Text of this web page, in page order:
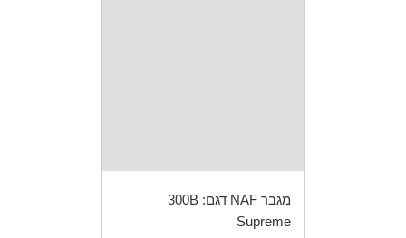
מגבר NAF דגם: 300B
Supreme